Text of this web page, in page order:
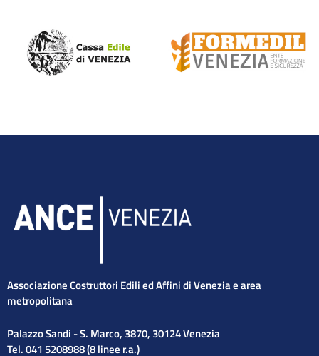
Associazione Costruttori Edili ed Affini di Venezia e area
metropolitana
Palazzo Sandi - S. Marco, 3870, 30124 Venezia
Tel. 041 5208988 (8 linee r.a.)